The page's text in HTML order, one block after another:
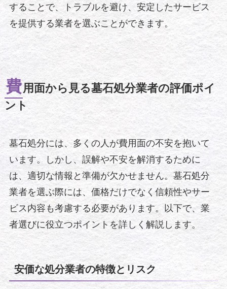
することで、トラブルを避け、安定したサービス
を提供する業者を選ぶことができます。
費用面から見る墓石処分業者の評価ポイ
ント
墓石処分には、多くの人が費用面の不安を抱いて
います。しかし、誤解や不安を解消するために
は、適切な情報と準備が欠かせません。墓石処分
業者を選ぶ際には、価格だけでなく信頼性やサー
ビス内容も考慮する必要があります。以下で、業
者選びに役立つポイントを詳しく解説します。
安価な処分業者の特徴とリスク